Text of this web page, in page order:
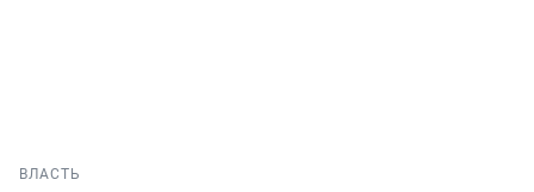
ВЛАСТЬ